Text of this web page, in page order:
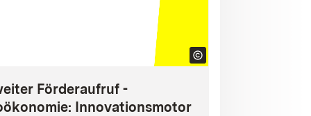
Förderaufruf -
Innovationsmotor